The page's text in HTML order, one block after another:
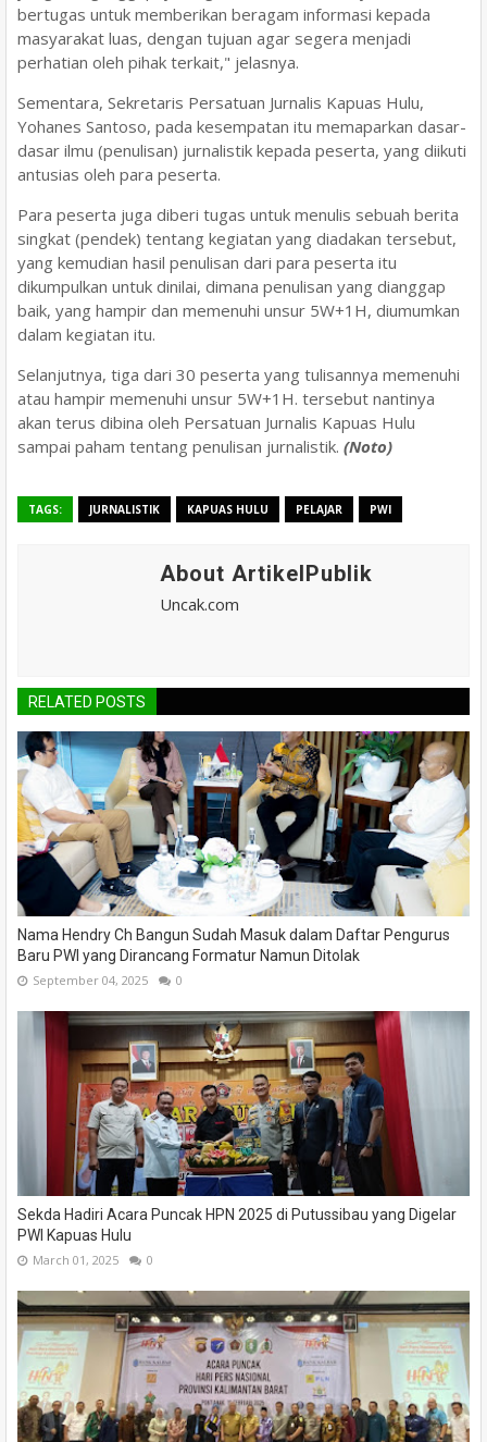
bertugas untuk memberikan beragam informasi kepada
masyarakat luas, dengan tujuan agar segera menjadi
perhatian oleh pihak terkait," jelasnya.
Sementara, Sekretaris Persatuan Jurnalis Kapuas Hulu,
Yohanes Santoso, pada kesempatan itu memaparkan dasar-
dasar ilmu (penulisan) jurnalistik kepada peserta, yang diikuti
antusias oleh para peserta.
Para peserta juga diberi tugas untuk menulis sebuah berita
singkat (pendek) tentang kegiatan yang diadakan tersebut,
yang kemudian hasil penulisan dari para peserta itu
dikumpulkan untuk dinilai, dimana penulisan yang dianggap
baik, yang hampir dan memenuhi unsur 5W+1H, diumumkan
dalam kegiatan itu.
Selanjutnya, tiga dari 30 peserta yang tulisannya memenuhi
atau hampir memenuhi unsur 5W+1H. tersebut nantinya
akan terus dibina oleh Persatuan Jurnalis Kapuas Hulu
sampai paham tentang penulisan jurnalistik. (Noto)
TAGS: JURNALISTIK KAPUAS HULU PELAJAR PWI
About ArtikelPublik
Uncak.com
RELATED POSTS
Nama Hendry Ch Bangun Sudah Masuk dalam Daftar Pengurus
Baru PWI yang Dirancang Formatur Namun Ditolak
September 04, 2025 0
Sekda Hadiri Acara Puncak HPN 2025 di Putussibau yang Digelar
PWI Kapuas Hulu
March 01, 2025 0